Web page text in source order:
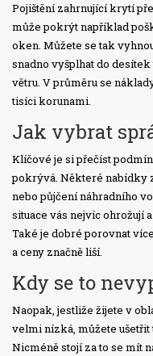
Pojištění zahrnující krytí
může pokrýt například
oken. Můžete se tak
snadno vyšplhat do
větru. V průměru se
tisíci korunami.
Jak vybrat
Klíčové je si přečíst
pokrývá. Některé nabídky
nebo půjčení náhradního
situace vás nejvíc ohrožují
Také je dobré porovnat
a ceny značně liší.
Kdy se to
Naopak, jestliže žijete v
velmi nízká, můžete ušetřit
Nicméně stojí za to se mít